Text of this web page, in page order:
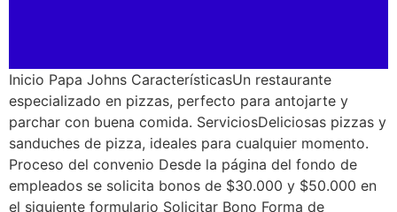
Inicio Papa Johns CaracterísticasUn restaurante
especializado en pizzas, perfecto para antojarte y
parchar con buena comida. ServiciosDeliciosas pizzas y
sanduches de pizza, ideales para cualquier momento.
Proceso del convenio Desde la página del fondo de
empleados se solicita bonos de $30.000 y $50.000 en
el siguiente formulario Solicitar Bono Forma de